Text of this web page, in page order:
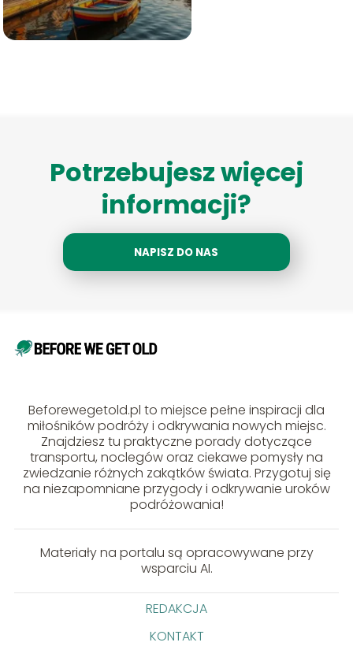
Potrzebujesz więcej
informacji?
NAPISZ DO NAS
Beforewegetold.pl to miejsce pełne inspiracji dla
miłośników podróży i odkrywania nowych miejsc.
Znajdziesz tu praktyczne porady dotyczące
transportu, noclegów oraz ciekawe pomysły na
zwiedzanie różnych zakątków świata. Przygotuj się
na niezapomniane przygody i odkrywanie uroków
podróżowania!
Materiały na portalu są opracowywane przy
wsparciu AI.
REDAKCJA
KONTAKT